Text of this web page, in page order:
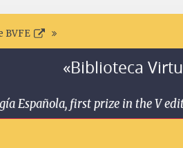
BVFE
«Biblioteca
Española, first prize in the V